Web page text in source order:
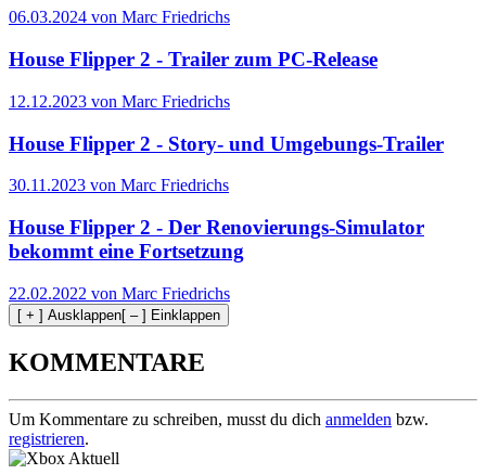
06.03.2024 von Marc Friedrichs
House Flipper 2 - Trailer zum PC-Release
12.12.2023 von Marc Friedrichs
House Flipper 2 - Story- und Umgebungs-Trailer
30.11.2023 von Marc Friedrichs
House Flipper 2 - Der Renovierungs-Simulator
bekommt eine Fortsetzung
22.02.2022 von Marc Friedrichs
[ + ] Ausklappen[ – ] Einklappen
KOMMENTARE
Um Kommentare zu schreiben, musst du dich anmelden bzw.
registrieren.